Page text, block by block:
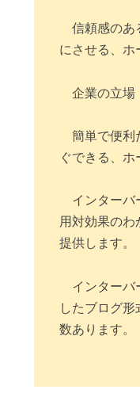
信頼感のあ
にさせる、ホ
企業の立場
簡単で便利
ぐできる、ホ
インターバ
用対効果のわ
提供します。
インターバ
したブログ
数あります。